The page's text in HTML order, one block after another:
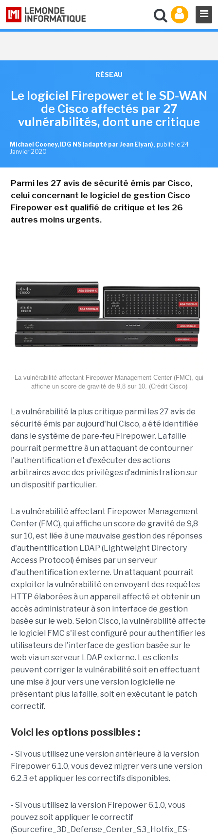
RÉSEAU
Le logiciel Firepower et le SD-WAN
de Cisco affectés par 27
vulnérabilités, dont une critique
Michael Cooney, IDG NS (adapté par Jean Elyan) , publié le 24
Janvier 2020
Parmi les 27 avis de sécurité émis par Cisco,
celui concernant le logiciel de gestion Cisco
Firepower est qualifié de critique et les 26
autres moins urgents.
La vulnérabilité affectant Firepower Management Center (FMC), qui
affiche un score de gravité de 9,8 sur 10. (Crédit Cisco)
La vulnérabilité la plus critique parmi les 27 avis de
sécurité émis par aujourd'hui Cisco, a été identifiée
dans le système de pare-feu Firepower. La faille
pourrait permettre à un attaquant de contourner
l'authentification et d'exécuter des actions
arbitraires avec des privilèges d’administration sur
un dispositif particulier.
La vulnérabilité affectant Firepower Management
Center (FMC), qui affiche un score de gravité de 9,8
sur 10, est liée à une mauvaise gestion des réponses
d'authentification LDAP (Lightweight Directory
Access Protocol) émises par un serveur
d'authentification externe. Un attaquant pourrait
exploiter la vulnérabilité en envoyant des requêtes
HTTP élaborées à un appareil affecté et obtenir un
accès administrateur à son interface de gestion
basée sur le web. Selon Cisco, la vulnérabilité affecte
le logiciel FMC s'il est configuré pour authentifier les
utilisateurs de l'interface de gestion basée sur le
web via un serveur LDAP externe. Les clients
peuvent corriger la vulnérabilité soit en effectuant
une mise à jour vers une version logicielle ne
présentant plus la faille, soit en exécutant le patch
correctif.
Voici les options possibles :
- Si vous utilisez une version antérieure à la version
Firepower 6.1.0, vous devez migrer vers une version
6.2.3 et appliquer les correctifs disponibles.
- Si vous utilisez la version Firepower 6.1.0, vous
pouvez soit appliquer le correctif
(Sourcefire_3D_Defense_Center_S3_Hotfix_ES-